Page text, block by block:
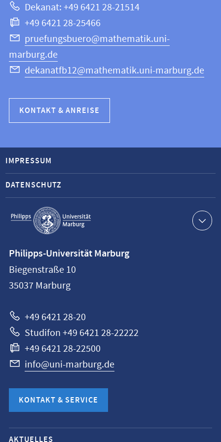
Informatik
Dekanat: +49 6421 28-21514
+49 6421 28-25466
pruefungsbuero@mathematik.uni-
marburg.de
dekanatfb12@mathematik.uni-marburg.de
KONTAKT & ANREISE
Service-
Navigation
IMPRESSUM
DATENSCHUTZ
Philipps-
Universität
Marburg
Philipps-Universität Marburg
Biegenstraße 10
35037 Marburg
+49 6421 28-20
Studifon +49 6421 28-22222
+49 6421 28-22500
info@uni-marburg.de
KONTAKT & SERVICE
Mobile-
AKTUELLES